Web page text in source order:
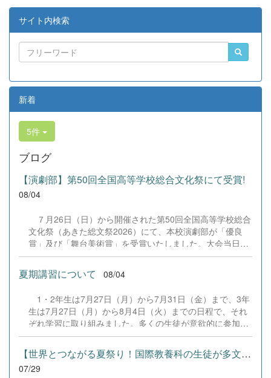
サイト内検索
新着
5件
ブログ
【演劇部】第50回全国高等学校総合文化祭にて受賞!
08/04
７月26日（日）から開催された第50回全国高等学校総合
文化祭（あきた総文祭2026）にて、本校演劇部が「優良
賞」及び「舞台美術賞」を受賞いたしました。大会当日
は、本校の部員たちもこれまで積み重ねてきた練習の成果
を存分に発揮し、堂々と舞台に立ちました。緊張感のある
全国の舞台において、一人一人が役割を果たし、心を込め
の全国大会出場にあたり、多大なるご支援・ご協力をいた
だきました企業の皆様、ならびに心温まるご寄付や温かい
ご声援を寄せてくださった地域の皆様方に、心より感謝申
し上げます。皆様からの温かいご支援が部員たちの大きな
励みとなり、全国の舞台で最高のパフォーマンスと演技を
届けることができました。今回の経験を糧に、さらに表現
夏期講習について 08/04
1・2年生は7月27日（月）から7月31日（金）まで、3年
生は7月27日（月）から8月4日（火）までの日程で、それ
ぞれ学習に取り組みました。多くの生徒が意欲的に参加
し、これまでの学習内容の復習や発展的な内容、受験に向
けた学習などに真剣に取り組む姿が見られました。夏期講
習で身に付けた学習習慣や知識を、今後の学校生活や学習
に生かし、一人一人がさらなる成長につなげてくれること
【世界とつながる夏祭り！国際教養科の生徒が多文化共生ボランテ...
07/29